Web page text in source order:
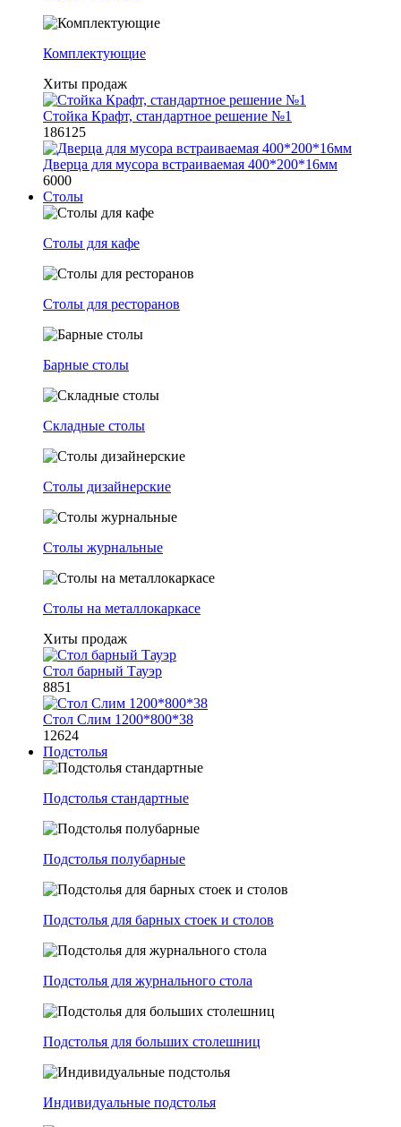
Комплектующие
Хиты продаж
Стойка Крафт, стандартное решение №1
186125
Дверца для мусора встраиваемая 400*200*16мм
6000
Столы
Столы для кафе
Столы для ресторанов
Барные столы
Складные столы
Столы дизайнерские
Столы журнальные
Столы на металлокаркасе
Хиты продаж
Стол барный Тауэр
8851
Стол Слим 1200*800*38
12624
Подстолья
Подстолья стандартные
Подстолья полубарные
Подстолья для барных стоек и столов
Подстолья для журнального стола
Подстолья для больших столешниц
Индивидуальные подстолья